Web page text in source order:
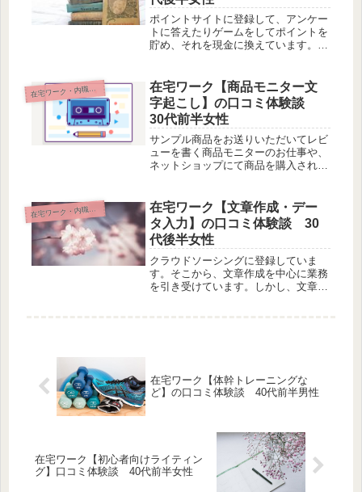
ポイントサイトに登録して、アンケー
トに答えたりゲームをしてポイントを
貯め、それを現金に換えています。ま
投稿インセンティブでお金をもらって
います。
在宅ワーク・内職・リモート
在宅ワーク【商品モニター文
字起こし】の口コミ体験談
30代前半女性
サンプル商品をお送りいただいてレビ
ューを書く商品モニターのお仕事や、
ネットショップにて商品を購入された
こし、企業様の情報収集とリスト化、
企業様から受け取ったの伝票を指定場
所に打ち込んでいうデータ入力のお仕
事など。
在宅ワーク・内職・リモート
在宅ワーク【文章作成・デー
タ入力】の口コミ体験談 30
代後半女性
クラウドソーシングに登録していま
す。そこから、文章作成を中心に業務
を引き受けています。しかし、文章作
在宅ワーク【体幹トレーニングな
ど】の口コミ体験談 40代前半男性
在宅ワーク【初心者向けライティン
グ】口コミ体験談 40代前半女性